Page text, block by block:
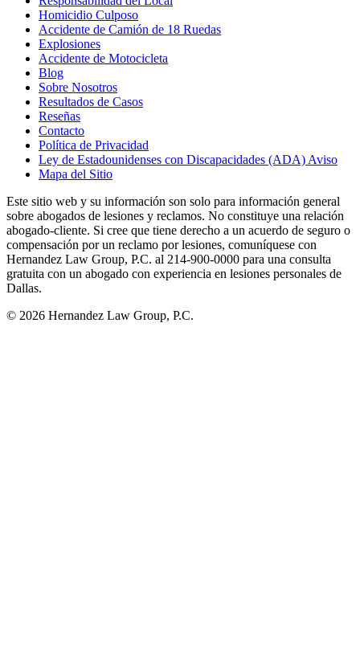
Homicidio Culposo
Accidente de Camión de 18 Ruedas
Explosiones
Accidente de Motocicleta
Blog
Sobre Nosotros
Resultados de Casos
Reseñas
Contacto
Política de Privacidad
Ley de Estadounidenses con Discapacidades (ADA) Aviso
Mapa del Sitio
Este sitio web y su información son solo para información general
sobre abogados de lesiones y reclamos. No constituye una relación
abogado-cliente. Si cree que tiene derecho a un acuerdo de seguro o
compensación por un reclamo por lesiones, comuníquese con
Hernandez Law Group, P.C. al 214-900-0000 para una consulta
gratuita con un abogado con experiencia en lesiones personales de
Dallas.
© 2026 Hernandez Law Group, P.C.